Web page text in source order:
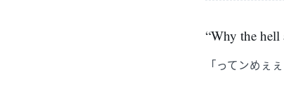
“Why the
「ってンめぇ